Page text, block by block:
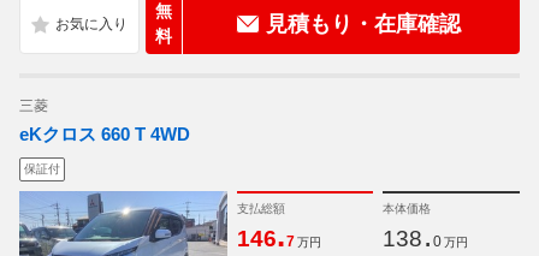
無
料
見積もり・在庫確認
三菱
eKクロス 660 T 4WD
保証付
支払総額
146.7 万円
本体価格
138. 0 万円